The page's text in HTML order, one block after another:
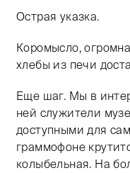
Острая указка.
Коромысло,
хлебы из печи
Еще шаг. Мы в
ней служители
доступными для
граммофоне
колыбельная. На